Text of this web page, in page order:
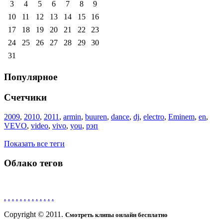
3
4 5 6 7 8
9
10
11 12 13 14 15
16
17
18 19 20 21 22
23
24
25 26 27 28 29
30
31
Популярное
Счетчики
2009, 2010, 2011 , armin, buuren, dance, dj, electro, Eminem, en,
VEVO, video, vivo, you, рэп
Показать все теги
Облако тегов
. . . . . . . . . . . . .
Copyright © 2011. Смотреть клипы онлайн бесплатно